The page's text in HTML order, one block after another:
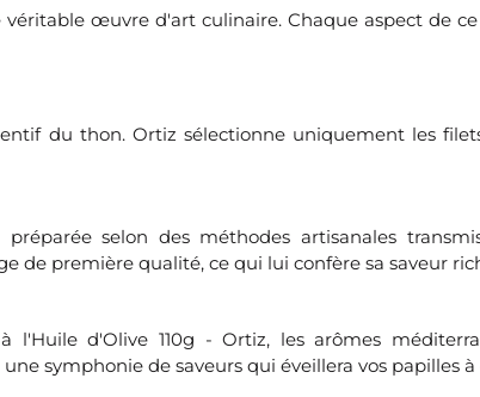
véritable œuvre d'art culinaire. Chaque aspect de
du thon. Ortiz sélectionne uniquement les
selon des méthodes artisanales
de première qualité, ce qui lui confère sa saveur
l'Huile d'Olive 110g - Ortiz, les arômes
symphonie de saveurs qui éveillera vos papilles